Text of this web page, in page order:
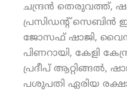
ചന്ദ്രന്‍ തെരുവത്ത്,
പ്രസിഡന്റ് സെബിന്‍
ജോസഫ് ഷാജി,
പിണറായി, കേളി
പ്രദീപ് ആറ്റിങ്ങല്‍,
പശുപതി ഏരിയ